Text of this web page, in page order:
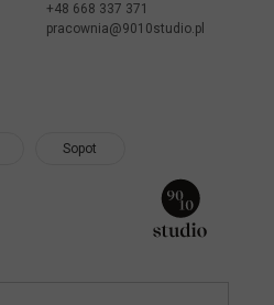
Sopot
+48 668 337 371
pracownia@9010studio.pl